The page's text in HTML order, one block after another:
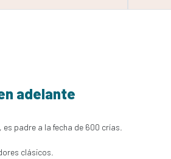
adelante
es padre a la fecha de 600 crías.
clásicos.